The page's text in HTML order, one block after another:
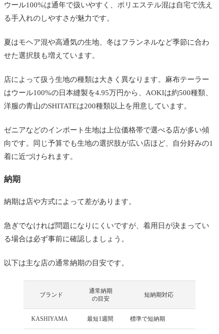
ウール100%は通年で扱いやすく、ポリエステル混は自宅で洗え
る手入れのしやすさが魅力です。
夏はモヘア混や高通気の生地、冬はフランネルなど季節に合わ
せた選択肢も増えています。
店によって扱う生地の種類は大きく異なります。麻布テーラー
はウール100%の日本縫製を4.95万円から、AOKIは約500種類、
洋服の青山のSHITATEは200種類以上を用意しています。
ゼニアなどのインポート生地は上位価格帯で選べる店が多い傾
向です。同じ予算でも生地の選択肢が広い店ほど、自分好みの1
着に近づけられます。
納期
納期は店や方式によって差があります。
急ぎでなければ問題になりにくいですが、着用日が決まってい
る場合は必ず事前に確認しましょう。
以下は主な店の通常納期の目安です。
ブランド
通常納期
の目安
短納期対応
KASHIYAMA 最短1週間 標準で短納期